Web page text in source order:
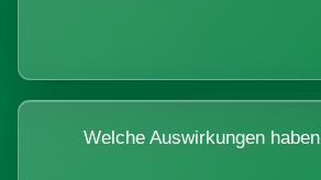
Welche Auswirkungen